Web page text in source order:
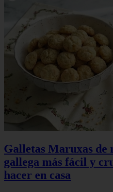
Galletas Maruxas de
gallega más fácil y
hacer en casa